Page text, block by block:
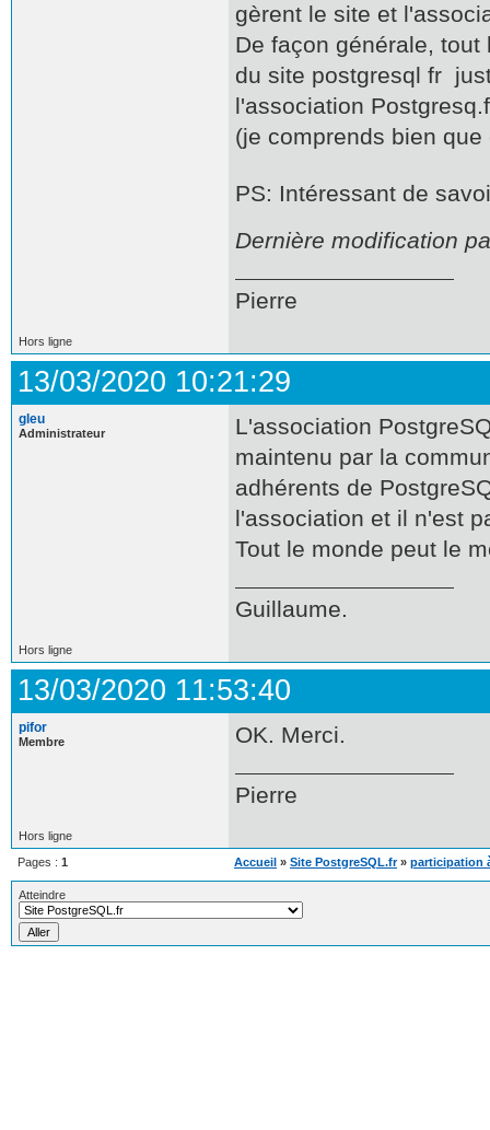
gèrent le site et
De façon générale,
du site postgresql fr
l'association
(je comprends bien
PS: Intéressant de
Dernière modification
Pierre
Hors ligne
13/03/2020 10:21:29
gleu
Administrateur
L'association
maintenu par la
adhérents de
l'association et il n'est
Tout le monde peut le
Guillaume.
Hors ligne
13/03/2020 11:53:40
pifor
Membre OK. Merci.
Pierre
Hors ligne
Pages : 1 Accueil » Site PostgreSQL.fr » participation
Atteindre